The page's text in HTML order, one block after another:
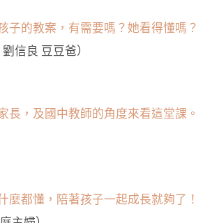
子的教案，有需要嗎？她看得懂嗎？
劉信良 豆豆爸）
長，及國中教師的角度來看這堂課。
麼都懂，陪著孩子一起成長就夠了！